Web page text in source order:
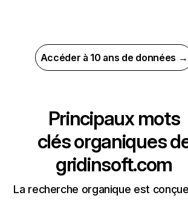
Accéder à 10 ans de données →
Principaux mots
clés organiques
gridinsoft.com
La recherche organique est